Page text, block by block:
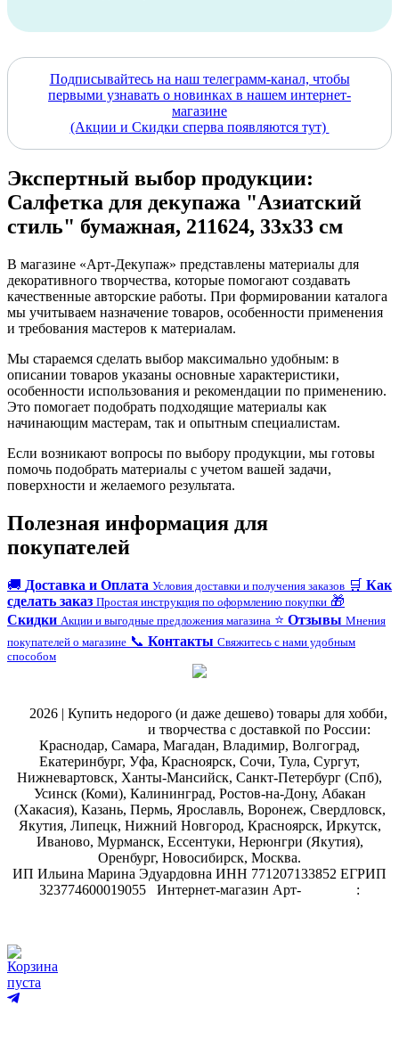
Подписывайтесь на наш телеграмм-канал, чтобы
первыми узнавать о новинках в нашем интернет-
магазине
(Акции и Скидки сперва появляются тут)
Экспертный выбор продукции:
Салфетка для декупажа "Азиатский
стиль" бумажная, 211624, 33х33 см
В магазине «Арт-Декупаж» представлены материалы для
декоративного творчества, которые помогают создавать
качественные авторские работы. При формировании каталога
мы учитываем назначение товаров, особенности применения
и требования мастеров к материалам.
Мы стараемся сделать выбор максимально удобным: в
описании товаров указаны основные характеристики,
особенности использования и рекомендации по применению.
Это помогает подобрать подходящие материалы как
начинающим мастерам, так и опытным специалистам.
Если возникают вопросы по выбору продукции, мы готовы
помочь подобрать материалы с учетом вашей задачи,
поверхности и желаемого результата.
Полезная информация для
покупателей
🚚 Доставка и Оплата Условия доставки и получения заказов 🛒 Как
сделать заказ Простая инструкция по оформлению покупки 🎁
Скидки Акции и выгодные предложения магазина ⭐ Отзывы Мнения
покупателей о магазине 📞 Контакты Свяжитесь с нами удобным
способом
2026 | Купить недорого (и даже дешево) товары для хобби,
и творчества с доставкой по России:
Краснодар, Самара, Магадан, Владимир, Волгоград,
Екатеринбург, Уфа, Красноярск, Сочи, Тула, Сургут,
Нижневартовск, Ханты-Мансийск, Санкт-Петербург (Спб),
Усинск (Коми), Калининград, Ростов-на-Дону, Абакан
(Хакасия), Казань, Пермь, Ярославль, Воронеж, Свердловск,
Якутия, Липецк, Нижний Новгород, Красноярск, Иркутск,
Иваново, Мурманск, Ессентуки, Нерюнгри (Якутия),
Оренбург, Новосибирск, Москва.
ИП Ильина Марина Эдуардовна ИНН 771207133852 ЕГРИП
323774600019055
Интернет-магазин Арт-
:
Корзина
пуста